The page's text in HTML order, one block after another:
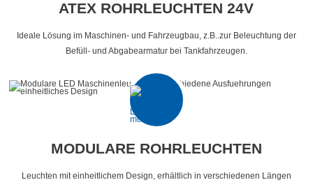
ATEX ROHRLEUCHTEN 24V
Ideale Lösung im Maschinen- und Fahrzeugbau, z.B..zur Beleuchtung der
Befüll- und Abgabearmatur bei Tankfahrzeugen.
MODULARE ROHRLEUCHTEN
Leuchten mit einheitlichem Design, erhältlich in verschiedenen Längen